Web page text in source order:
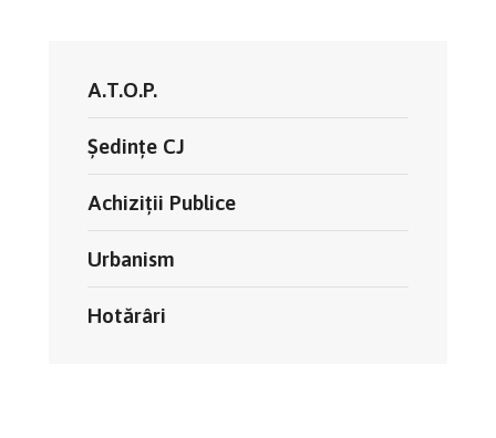
A.T.O.P.
Ședințe CJ
Achiziții Publice
Urbanism
Hotărâri